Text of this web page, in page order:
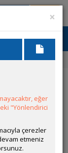
×
eğer
"Yönlendirici
çerezler
etmeniz